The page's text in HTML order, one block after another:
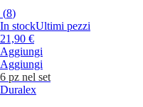
(8)
In stockUltimi pezzi
21,90 €
Aggiungi
Aggiungi
6 pz nel set
Duralex